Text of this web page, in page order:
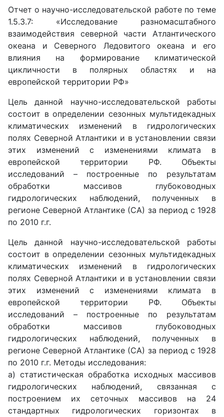
Отчет о научно-исследовательской работе по теме
1.5.3.7: «Исследование разномасштабного
взаимодействия северной части Атлантического
океана и Северного Ледовитого океана и его
влияния на формирование климатической
цикличности в полярных областях и на
европейской территории РФ»
Цель данной научно-исследовательской работы
состоит в определении сезонных мультидекадных
климатических изменений в гидрологических
полях Северной Атлантики и в установлении связи
этих изменений с изменениями климата в
европейской территории РФ. Объекты
исследований – построенные по результатам
обработки массивов глубоководных
гидрологических наблюдений, полученных в
регионе Северной Атлантике (СА) за период с 1928
по 2010 г.г.
Цель данной научно-исследовательской работы
состоит в определении сезонных мультидекадных
климатических изменений в гидрологических
полях Северной Атлантики и в установлении связи
этих изменений с изменениями климата в
европейской территории РФ. Объекты
исследований – построенные по результатам
обработки массивов глубоководных
гидрологических наблюдений, полученных в
регионе Северной Атлантике (СА) за период с 1928
по 2010 г.г. Методы исследования:
а) статистическая обработка исходных массивов
гидрологических наблюдений, связанная с
построением их сеточных массивов на 24
стандартных гидрологических горизонтах в